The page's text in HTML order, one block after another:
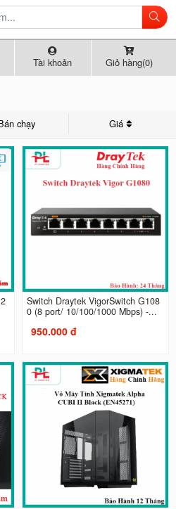
Tài khoản Giỏ hàng(0)
chạy Giá
Switch Draytek VigorSwitch G108
0 (8 port/ 10/100/1000 Mbps) -...
950.000 đ